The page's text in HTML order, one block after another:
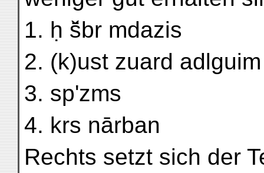
1. ḥ š̈br mdazis
2. (k)ust zuard adlguim
3. sp'zms
4. krs nārban
Rechts setzt sich der